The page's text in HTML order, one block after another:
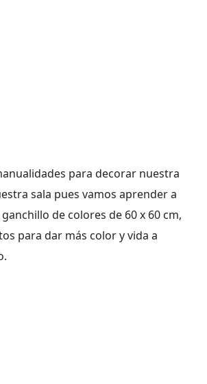
para decorar nuestra
sala pues vamos aprender a
de colores de 60 x 60 cm,
para dar más color y vida a